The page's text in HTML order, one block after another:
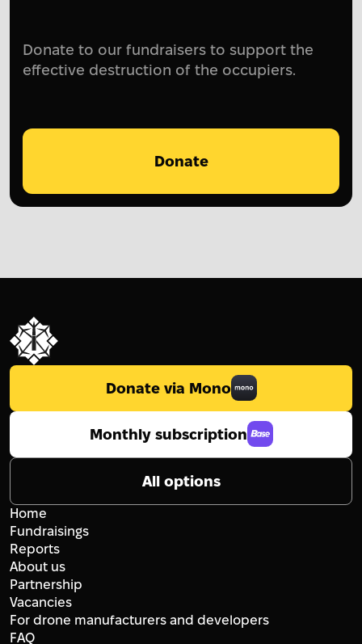
Donate to our fundraisers to support the
effective destruction of the occupiers.
Donate
Donate via Mono
Monthly subscription
All options
Home
Fundraisings
Reports
About us
Partnership
Vacancies
For drone manufacturers and developers
FAQ